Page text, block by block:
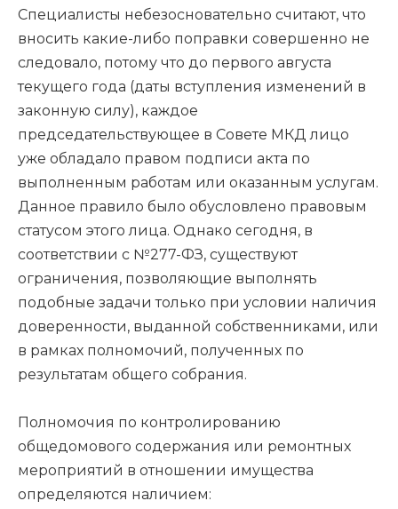
Специалисты небезосновательно считают, что
вносить какие-либо поправки совершенно не
следовало, потому что до первого августа
текущего года (даты вступления изменений в
законную силу), каждое
председательствующее в Совете МКД лицо
уже обладало правом подписи акта по
выполненным работам или оказанным услугам.
Данное правило было обусловлено правовым
статусом этого лица. Однако сегодня, в
соответствии с №277-ФЗ, существуют
ограничения, позволяющие выполнять
подобные задачи только при условии наличия
доверенности, выданной собственниками, или
в рамках полномочий, полученных по
результатам общего собрания.
Полномочия по контролированию
общедомового содержания или ремонтных
мероприятий в отношении имущества
определяются наличием: